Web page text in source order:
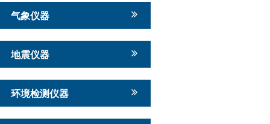
气象仪器
地震仪器
环境检测仪器